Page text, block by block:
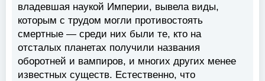
владевшая наукой Империи, вывела виды,
которым с трудом могли противостоять
смертные — среди них были те, кто на
отсталых планетах получили названия
оборотней и вампиров, и многих других менее
известных существ. Естественно, что